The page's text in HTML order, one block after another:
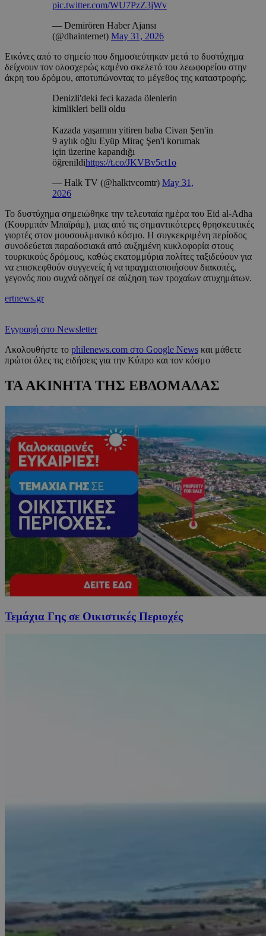
pic.twitter.com/WU7PzZ3jWv
— Demirören Haber Ajansı
(@dhainternet) May 31, 2026
Εικόνες από το σημείο που δημοσιεύτηκαν μετά το δυστύχημα
δείχνουν τον ολοσχερώς καμένο σκελετό του λεωφορείου στην
άκρη του δρόμου, αποτυπώνοντας το μέγεθος της καταστροφής.
Denizli'deki feci kazada ölenlerin
kimlikleri belli oldu
Kazada yaşamını yitiren baba Civan Şen'in
9 aylık oğlu Eyüp Miraç Şen'i korumak
için üzerine kapandığı
öğrenildihttps://t.co/JKVBv5ct1o
— Halk TV (@halktvcomtr) May 31,
2026
Το δυστύχημα σημειώθηκε την τελευταία ημέρα του Eid al-Adha
(Κουρμπάν Μπαϊράμ), μιας από τις σημαντικότερες θρησκευτικές
γιορτές στον μουσουλμανικό κόσμο. Η συγκεκριμένη περίοδος
συνοδεύεται παραδοσιακά από αυξημένη κυκλοφορία στους
τουρκικούς δρόμους, καθώς εκατομμύρια πολίτες ταξιδεύουν για
να επισκεφθούν συγγενείς ή να πραγματοποιήσουν διακοπές,
γεγονός που συχνά οδηγεί σε αύξηση των τροχαίων ατυχημάτων.
ertnews.gr
Εγγραφή στο Newsletter
Ακολουθήστε το philenews.com στο Google News και μάθετε
πρώτοι όλες τις ειδήσεις για την Κύπρο και τον κόσμο
ΤΑ ΑΚΙΝΗΤΑ ΤΗΣ ΕΒΔΟΜΑΔΑΣ
Τεμάχια Γης σε Οικιστικές Περιοχές